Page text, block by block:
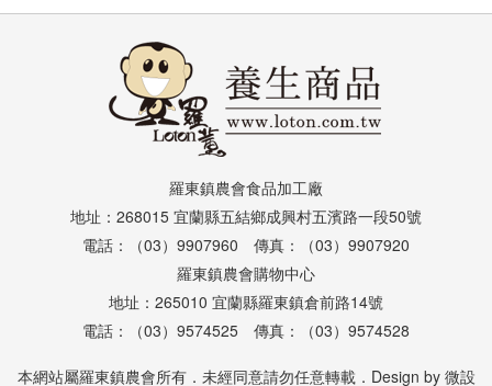
羅東鎮農會食品加工廠
地址：268015 宜蘭縣五結鄉成興村五濱路一段50號
電話：（03）9907960 傳真：（03）9907920
羅東鎮農會購物中心
地址：265010 宜蘭縣羅東鎮倉前路14號
電話：（03）9574525 傳真：（03）9574528
本網站屬羅東鎮農會所有．未經同意請勿任意轉載．Design by 微設